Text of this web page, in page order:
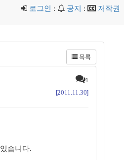
로그인 : 공지 : 저작권
목록
1
[2011.11.30]
습니다.